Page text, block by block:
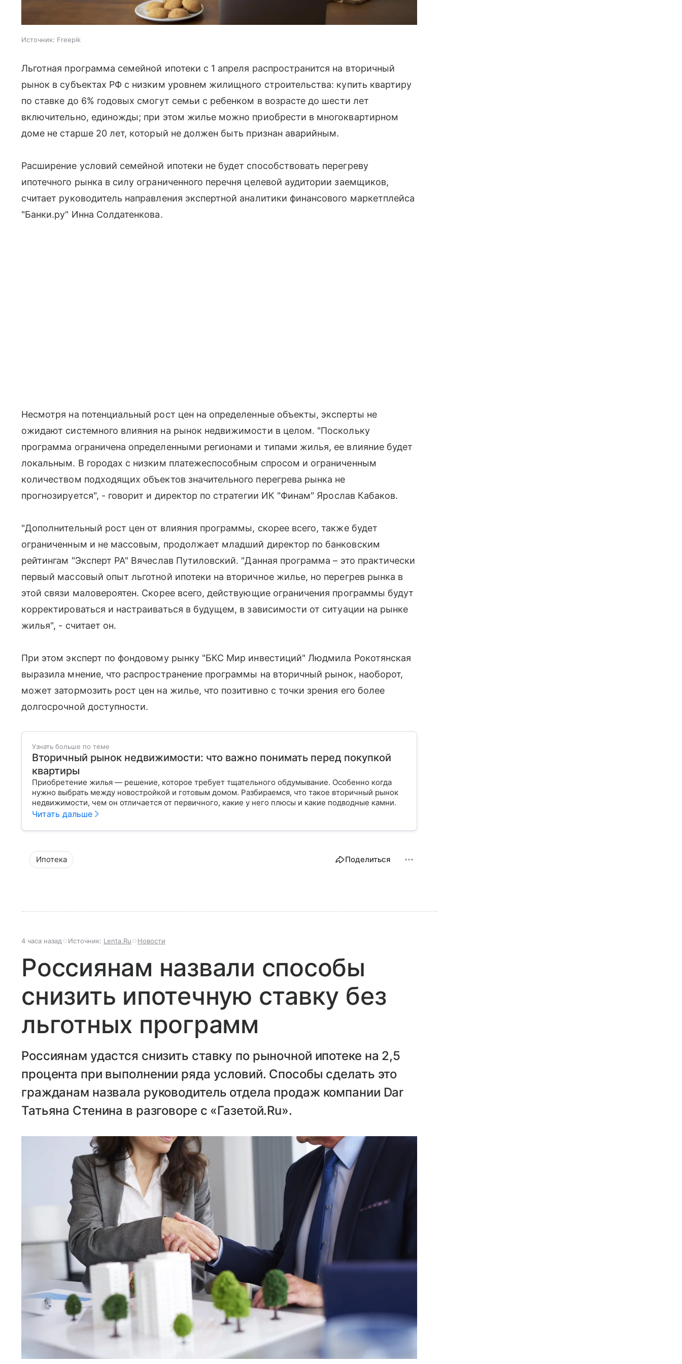
Источник: Freepik
Льготная программа семейной ипотеки с 1 апреля распространится на вторичный
рынок в субъектах РФ с низким уровнем жилищного строительства: купить квартиру
по ставке до 6% годовых смогут семьи с ребенком в возрасте до шести лет
включительно, единожды; при этом жилье можно приобрести в многоквартирном
доме не старше 20 лет, который не должен быть признан аварийным.
Расширение условий семейной ипотеки не будет способствовать перегреву
ипотечного рынка в силу ограниченного перечня целевой аудитории заемщиков,
считает руководитель направления экспертной аналитики финансового маркетплейса
"Банки.ру" Инна Солдатенкова.
Несмотря на потенциальный рост цен на определенные объекты, эксперты не
ожидают системного влияния на рынок недвижимости в целом. "Поскольку
программа ограничена определенными регионами и типами жилья, ее влияние будет
локальным. В городах с низким платежеспособным спросом и ограниченным
количеством подходящих объектов значительного перегрева рынка не
прогнозируется", - говорит и директор по стратегии ИК "Финам" Ярослав Кабаков.
"Дополнительный рост цен от влияния программы, скорее всего, также будет
ограниченным и не массовым, продолжает младший директор по банковским
рейтингам "Эксперт РА" Вячеслав Путиловский. "Данная программа – это практически
первый массовый опыт льготной ипотеки на вторичное жилье, но перегрев рынка в
этой связи маловероятен. Скорее всего, действующие ограничения программы будут
корректироваться и настраиваться в будущем, в зависимости от ситуации на рынке
жилья", - считает он.
При этом эксперт по фондовому рынку "БКС Мир инвестиций" Людмила Рокотянская
выразила мнение, что распространение программы на вторичный рынок, наоборот,
может затормозить рост цен на жилье, что позитивно с точки зрения его более
долгосрочной доступности.
Узнать больше по теме
Вторичный рынок недвижимости: что важно понимать перед покупкой
квартиры
Приобретение жилья — решение, которое требует тщательного обдумывание. Особенно когда
нужно выбрать между новостройкой и готовым домом. Разбираемся, что такое вторичный рынок
недвижимости, чем он отличается от первичного, какие у него плюсы и какие подводные камни.
Читать дальше
Ипотека Поделиться
4 часа назад Источник: Lenta.Ru Новости
Россиянам назвали способы
снизить ипотечную ставку без
льготных программ
Россиянам удастся снизить ставку по рыночной ипотеке на 2,5
процента при выполнении ряда условий. Способы сделать это
гражданам назвала руководитель отдела продаж компании Dar
Татьяна Стенина в разговоре с «Газетой.Ru».